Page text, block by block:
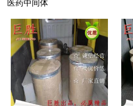
医药中间体